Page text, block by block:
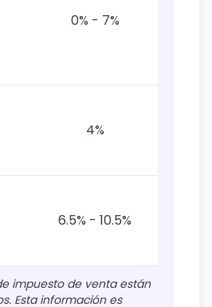
0% - 7%
4%
6.5% - 10.5%
impuesto de venta están
Esta información es